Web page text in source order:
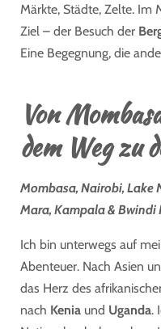
Märkte, Städte, Zelte. Im
Ziel – der Besuch der
Eine Begegnung, die
Von
dem Weg zu
Mombasa, Nairobi, Lake
Mara, Kampala &
Ich bin unterwegs auf
Abenteuer. Nach Asien
das Herz des
nach Kenia und Uganda.